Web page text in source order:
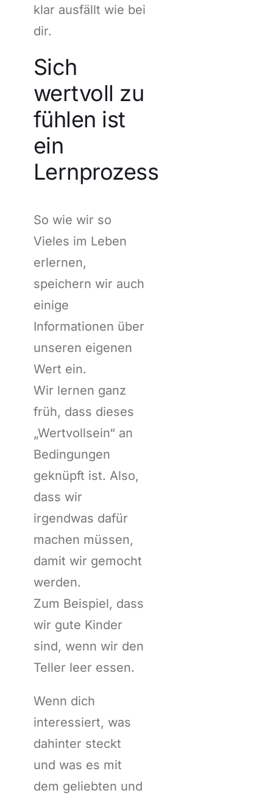
klar ausfällt wie bei
dir.
Sich
wertvoll zu
fühlen ist
ein
Lernprozess
So wie wir so
Vieles im Leben
erlernen,
speichern wir auch
einige
Informationen über
unseren eigenen
Wert ein.
Wir lernen ganz
früh, dass dieses
„Wertvollsein“ an
Bedingungen
geknüpft ist. Also,
dass wir
irgendwas dafür
machen müssen,
damit wir gemocht
werden.
Zum Beispiel, dass
wir gute Kinder
sind, wenn wir den
Teller leer essen.
Wenn dich
interessiert, was
dahinter steckt
und was es mit
dem geliebten und